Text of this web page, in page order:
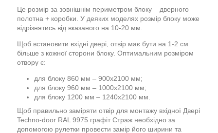
Це розмір за зовнішнім периметром блоку – дверного
полотна + коробки. У деяких моделях розмір блоку може
відрізнятись від вказаного на 10-20 мм.
Щоб встановити вхідні двері, отвір має бути на 1-2 см
більше з кожної сторони блоку. Оптимальним розміром
отвору є:
для блоку 860 мм – 900х2100 мм;
для блоку 960 мм – 1000х2100 мм;
для блоку 1200 мм – 1240х2100 мм.
Щоб правильно заміряти отвір для монтажу вхідної Двері
Techno-door RAL 9975 графіт Страж необхідно за
допомогою рулетки провести замір його ширини та